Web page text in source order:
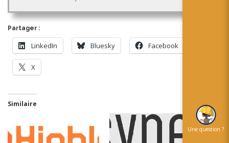
Partager :
LinkedIn Bluesky Facebook
X
Similaire
Une question ?